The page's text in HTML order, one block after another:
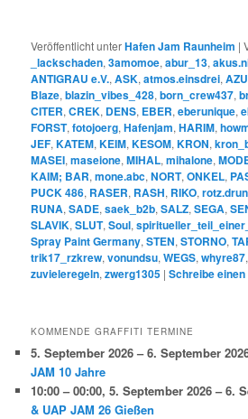
Veröffentlicht unterHafen Jam Raunheim |
_lackschaden,3amomoe,abur_13,
ANTIGRAU e.V.,ASK,atmos.einsdrei,
Blaze,blazin_vibes_428,born_crew437,
CITER,CREK, DENS, EBER,eberunique,
FORST,fotojoerg,Hafenjam,HARIM,
JEF,KATEM,KEIM,KESOM,KRON,
MASEI,maseione,MIHAL,mihalone,
KAIM; BAR,mone.abc,NORT,ONKEL,
PUCK 486, RASER, RASH, RIKO,
RUNA,SADE,saek_b2b,SALZ,SEGA,
SLAVIK,SLUT,Soul,
Spray Paint Germany,STEN,STORNO,
trik17_rzkrew,vonundsu,WEGS,whyre87
zuvieleregeln,zwerg1305 |Schreibe
KOMMENDE GRAFFITI TERMINE
5. September 2026 – 6. September
JAM 10 Jahre
10:00 – 00:00,5. September 2026 – 6.
& UAP JAM 26 Gießen